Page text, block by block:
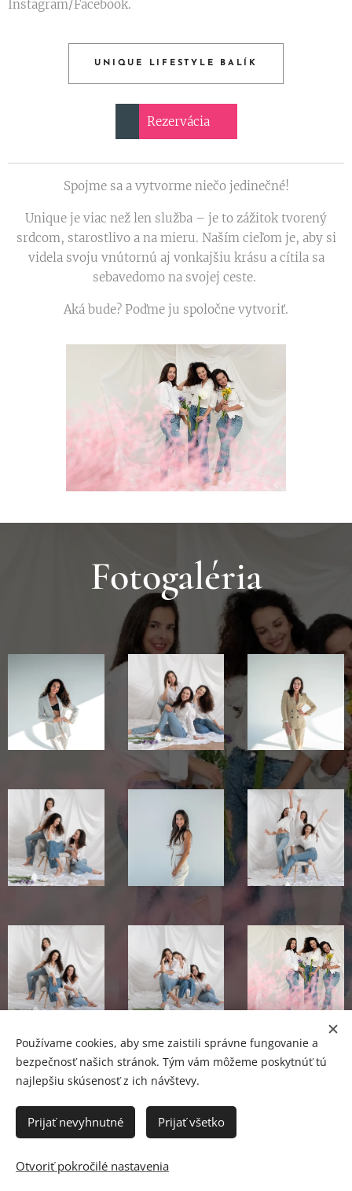
Instagram/Facebook.
UNIQUE LIFESTYLE BALÍK
Rezervácia
Spojme sa a vytvorme niečo jedinečné!
Unique je viac než len služba – je to zážitok tvorený
srdcom, starostlivo a na mieru. Naším cieľom je, aby si
videla svoju vnútornú aj vonkajšiu krásu a cítila sa
sebavedomo na svojej ceste.
Aká bude? Poďme ju spoločne vytvoriť.
Fotogaléria
2026
Ing. Lucia Tóthová - Lucia Fotografia
IČO: 56 326 866
Používame cookies, aby sme zaistili správne fungovanie a
bezpečnosť našich stránok. Tým vám môžeme poskytnúť tú
najlepšiu skúsenosť z ich návštevy.
Prijať nevyhnutné Prijať všetko
Otvoriť pokročilé nastavenia